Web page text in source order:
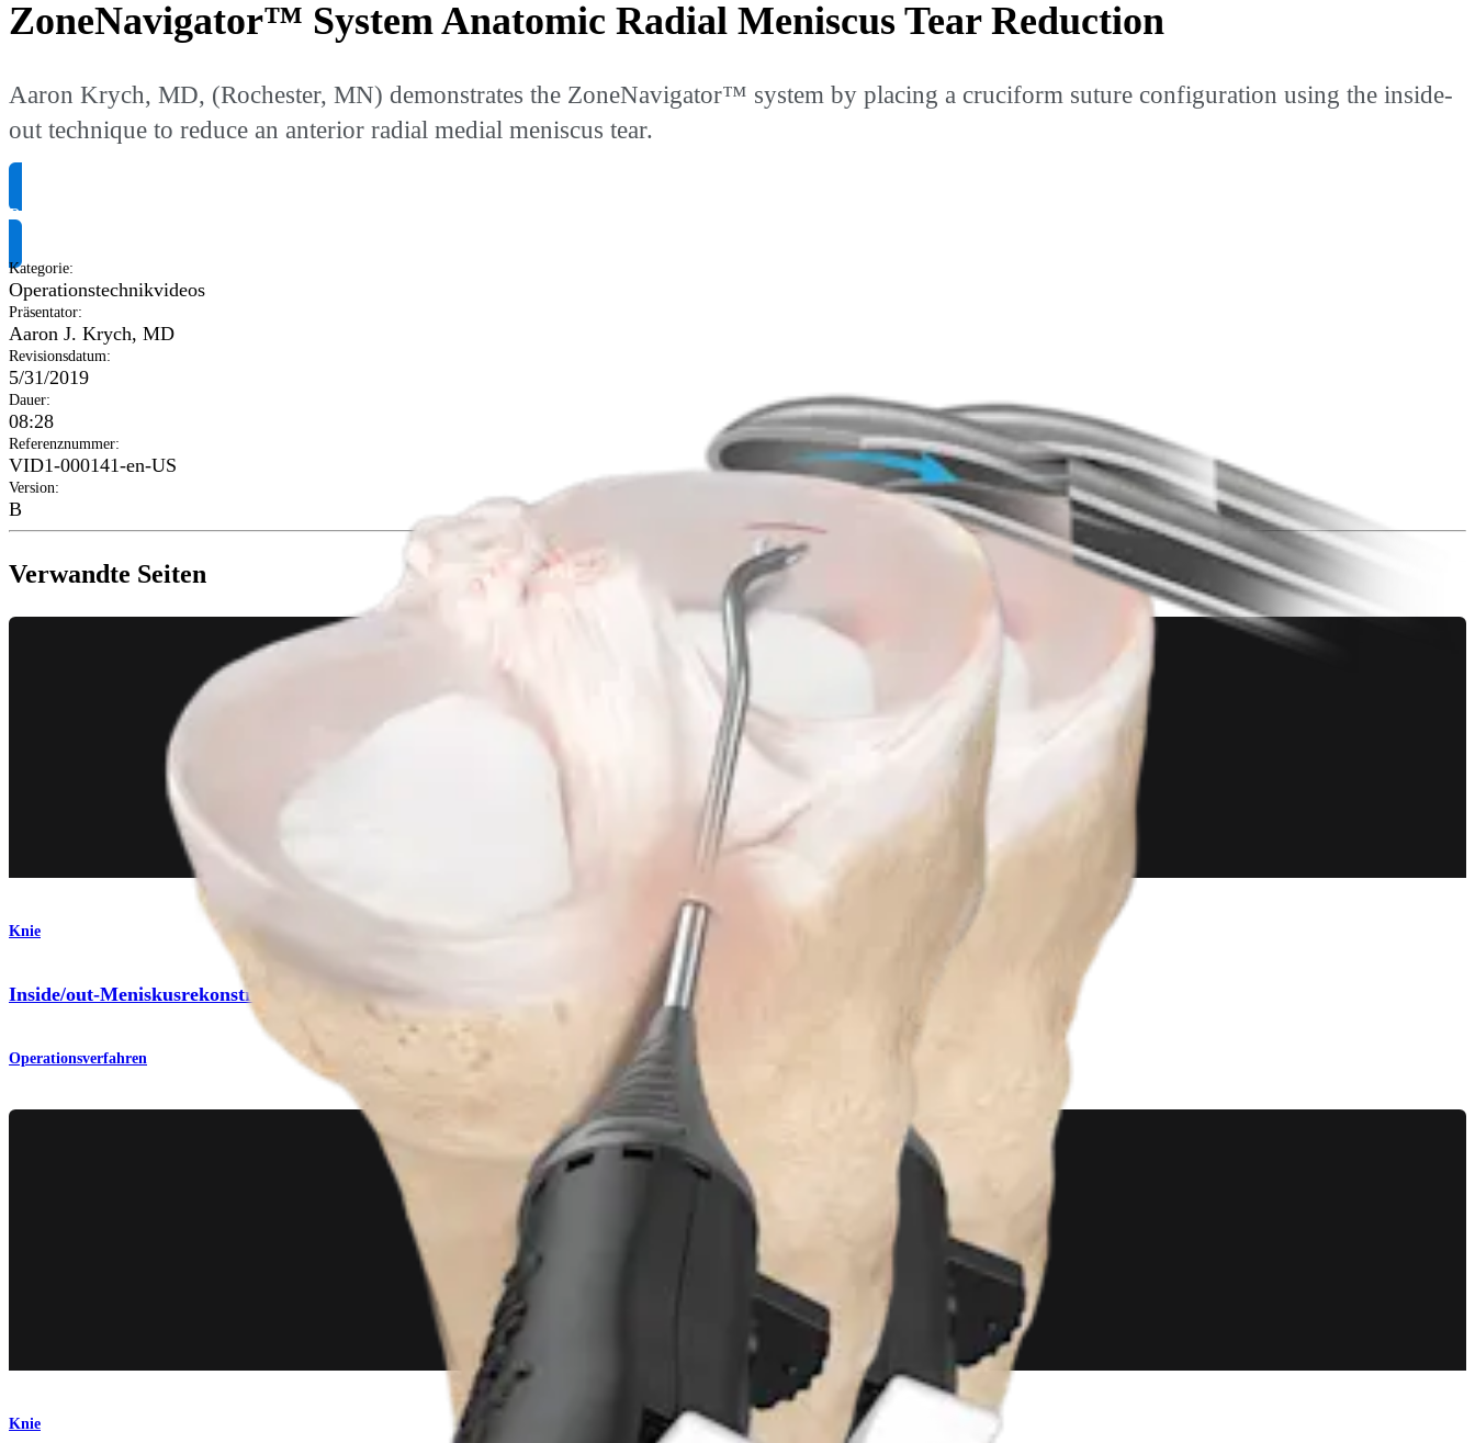
ZoneNavigator™ System Anatomic Radial Meniscus Tear Reduction
Aaron Krych, MD, (Rochester, MN) demonstrates the ZoneNavigator™ system by placing a cruciform suture configuration using the inside-
out technique to reduce an anterior radial medial meniscus tear.
Produktinformationen anfragen
Kategorie:
Operationstechnikvideos
Präsentator:
Aaron J. Krych, MD
Revisionsdatum:
5/31/2019
Dauer:
08:28
Referenznummer:
VID1-000141-en-US
Version:
B
Verwandte Seiten
Knie
Inside/out-Meniskusrekonstruktion
Operationsverfahren
Knie